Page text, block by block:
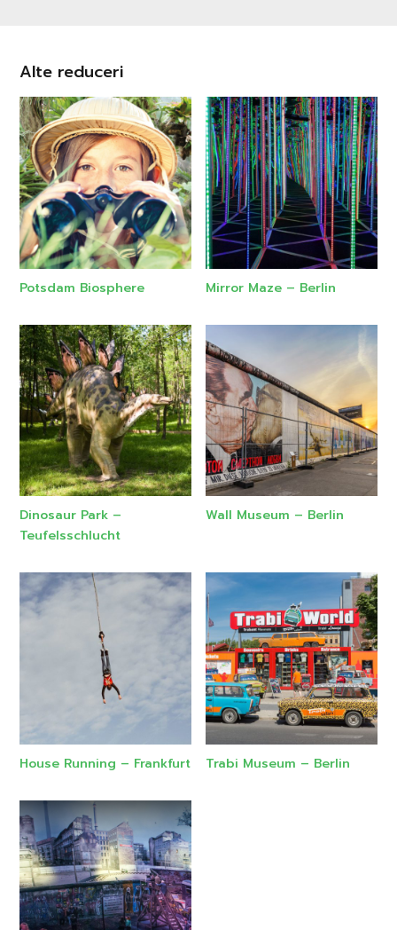
Alte reduceri
Potsdam Biosphere Mirror Maze – Berlin
Dinosaur Park –
Teufelsschlucht
Wall Museum – Berlin
House Running – Frankfurt Trabi Museum – Berlin